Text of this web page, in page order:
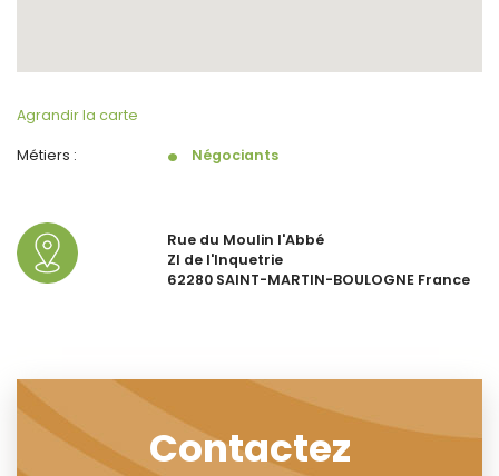
Agrandir la carte
Métiers : Négociants
Rue du Moulin l'Abbé
ZI de l'Inquetrie
62280 SAINT-MARTIN-BOULOGNE France
Contactez